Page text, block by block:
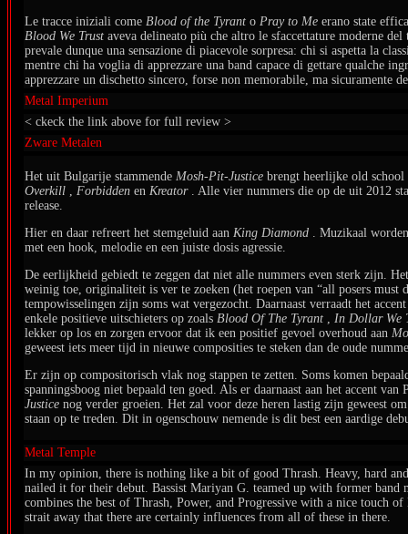
Le tracce iniziali come Blood of the Tyrant o Pray to Me erano state
Blood We Trust aveva delineato più che altro le sfaccettature moderne
prevale dunque una sensazione di piacevole sorpresa: chi si aspetta la
mentre chi ha voglia di apprezzare una band capace di gettare qualche
apprezzare un dischetto sincero, forse non memorabile, ma sicuramente
Metal Imperium
< ckeck the link above for full review >
Zware Metalen
Het uit Bulgarije stammende Mosh-Pit-Justice brengt heerlijke old school
Overkill , Forbidden en Kreator . Alle vier nummers die op de uit 2012
release.
Hier en daar refreert het stemgeluid aan King Diamond . Muzikaal
met een hook, melodie en een juiste dosis agressie.
De eerlijkheid gebiedt te zeggen dat niet alle nummers even sterk zijn.
weinig toe, originaliteit is ver te zoeken (het roepen van “all posers must
tempowisselingen zijn soms wat vergezocht. Daarnaast verraadt het
enkele positieve uitschieters op zoals Blood Of The Tyrant , In Dollar We
lekker op los en zorgen ervoor dat ik een positief gevoel overhoud aan
geweest iets meer tijd in nieuwe composities te steken dan de oude
Er zijn op compositorisch vlak nog stappen te zetten. Soms komen
spanningsboog niet bepaald ten goed. Als er daarnaast aan het accent
Justice nog verder groeien. Het zal voor deze heren lastig zijn geweest
staan op te treden. Dit in ogenschouw nemende is dit best een aardige
Metal Temple
In my opinion, there is nothing like a bit of good Thrash. Heavy, hard
nailed it for their debut. Bassist Mariyan G. teamed up with former band
combines the best of Thrash, Power, and Progressive with a nice touch
strait away that there are certainly influences from all of these in there.